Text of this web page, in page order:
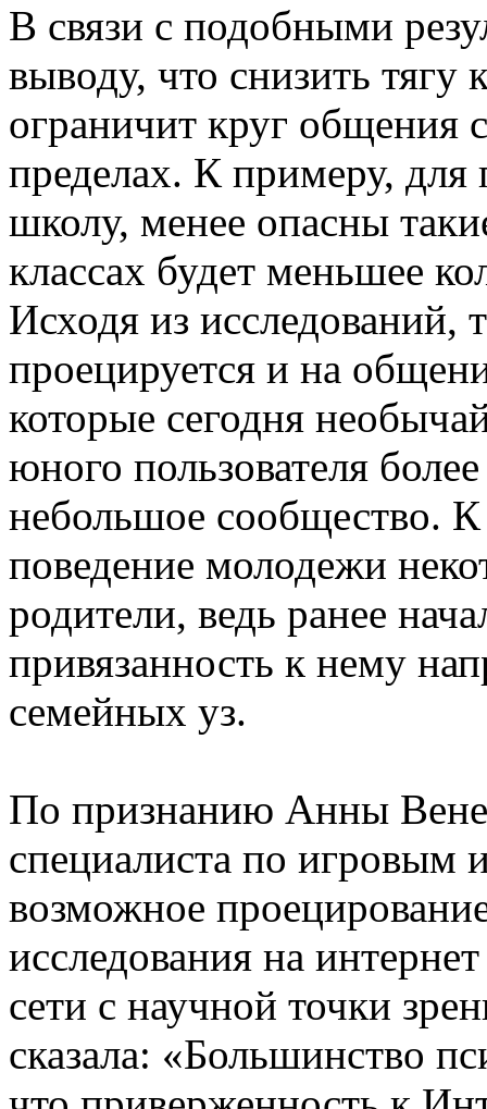
В связи с подобными
выводу, что снизить
ограничит круг общения
пределах. К примеру,
школу, менее опасны
классах будет меньшее
Исходя из исследований,
проецируется и на
которые сегодня
юного пользователя
небольшое сообщество.
поведение молодежи
родители, ведь ранее
привязанность к нему
семейных уз.
По признанию Анны
специалиста по игровым
возможное
исследования на
сети с научной точки
сказала: «Большинство